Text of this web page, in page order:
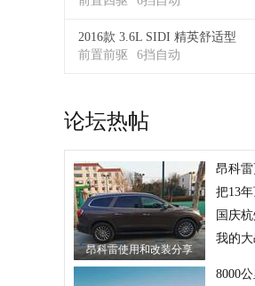
2016款 3.6L SIDI 精英舒适型
前置前驱
6挡自动
论坛热帖
昂科雷使用和改装分享
昂科
国庆
我的大